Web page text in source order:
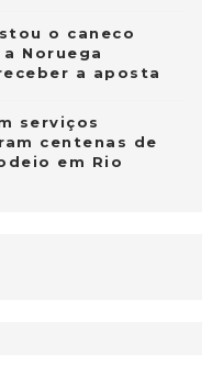
o caneco
Noruega
a aposta
serviços
centenas de
em Rio